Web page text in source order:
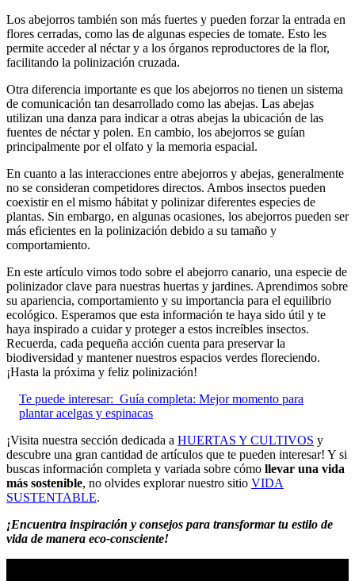
Los abejorros también son más fuertes y pueden forzar la entrada en
flores cerradas, como las de algunas especies de tomate. Esto les
permite acceder al néctar y a los órganos reproductores de la flor,
facilitando la polinización cruzada.
Otra diferencia importante es que los abejorros no tienen un sistema
de comunicación tan desarrollado como las abejas. Las abejas
utilizan una danza para indicar a otras abejas la ubicación de las
fuentes de néctar y polen. En cambio, los abejorros se guían
principalmente por el olfato y la memoria espacial.
En cuanto a las interacciones entre abejorros y abejas, generalmente
no se consideran competidores directos. Ambos insectos pueden
coexistir en el mismo hábitat y polinizar diferentes especies de
plantas. Sin embargo, en algunas ocasiones, los abejorros pueden ser
más eficientes en la polinización debido a su tamaño y
comportamiento.
En este artículo vimos todo sobre el abejorro canario, una especie de
polinizador clave para nuestras huertas y jardines. Aprendimos sobre
su apariencia, comportamiento y su importancia para el equilibrio
ecológico. Esperamos que esta información te haya sido útil y te
haya inspirado a cuidar y proteger a estos increíbles insectos.
Recuerda, cada pequeña acción cuenta para preservar la
biodiversidad y mantener nuestros espacios verdes floreciendo.
¡Hasta la próxima y feliz polinización!
Te puede interesar: Guía completa: Mejor momento para
plantar acelgas y espinacas
¡Visita nuestra sección dedicada a HUERTAS Y CULTIVOS y
descubre una gran cantidad de artículos que te pueden interesar! Y si
buscas información completa y variada sobre cómo llevar una vida
más sostenible, no olvides explorar nuestro sitio VIDA
SUSTENTABLE.
¡Encuentra inspiración y consejos para transformar tu estilo de
vida de manera eco-consciente!